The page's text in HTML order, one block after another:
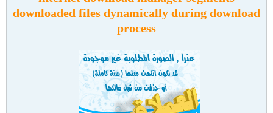
downloaded files dynamically during download
process